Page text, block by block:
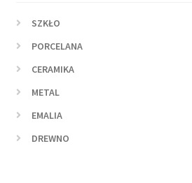
SZKŁO
PORCELANA
CERAMIKA
METAL
EMALIA
DREWNO